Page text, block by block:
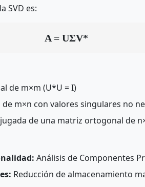
SVD es:
A = UΣV*
de m×m (U*U = I)
m×n con valores singulares no
de una matriz ortogonal de
Análisis de Componentes
Reducción de almacenamiento